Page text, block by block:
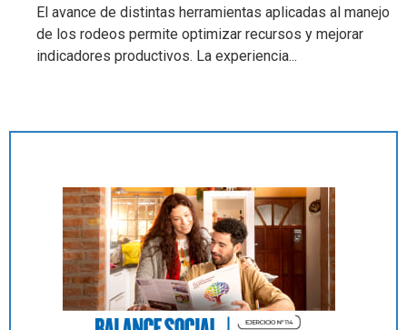
El avance de distintas herramientas aplicadas al manejo
de los rodeos permite optimizar recursos y mejorar
indicadores productivos. La experiencia...